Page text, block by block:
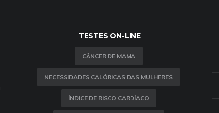
TESTES ON-LINE
CÂNCER DE MAMA
NECESSIDADES CALÓRICAS DAS MULHERES
ÍNDICE DE RISCO CARDÍACO